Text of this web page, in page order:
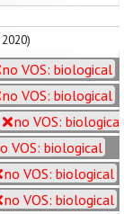
no VOS: biological
no VOS: biological
no VOS: biological
VOS: biological
no VOS: biological
no VOS: biological